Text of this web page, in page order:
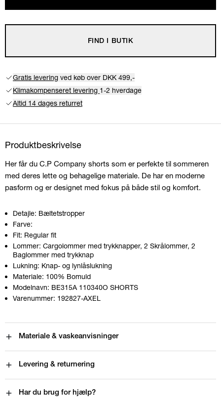
FIND I BUTIK
Gratis levering ved køb over DKK 499,-
Klimakompenseret levering 1-2 hverdage
Altid 14 dages returret
Produktbeskrivelse
Her får du C.P Company shorts som er perfekte til sommeren
med deres lette og behagelige materiale. De har en moderne
pasform og er designet med fokus på både stil og komfort.
Detajle: Bæltetstropper
Farve:
Fit: Regular fit
Lommer: Cargolommer med trykknapper, 2 Skrålommer, 2
Baglommer med trykknap
Lukning: Knap- og lynlåslukning
Materiale: 100% Bomuld
Modelnavn: BE315A 110340O SHORTS
Varenummer: 192827-AXEL
Materiale & vaskeanvisninger
Levering & returnering
Har du brug for hjælp?